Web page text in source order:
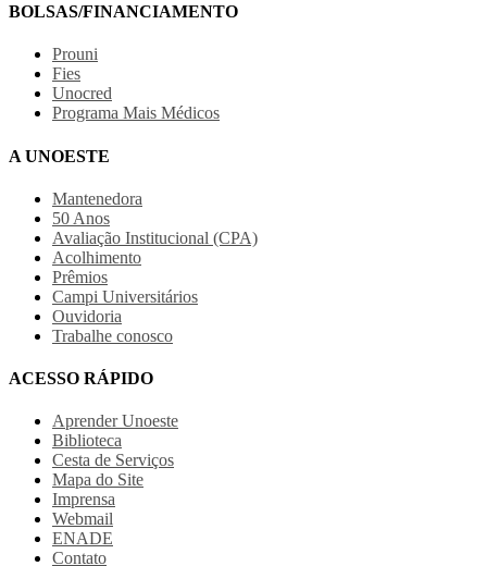
BOLSAS/FINANCIAMENTO
Prouni
Fies
Unocred
Programa Mais Médicos
A UNOESTE
Mantenedora
50 Anos
Avaliação Institucional (CPA)
Acolhimento
Prêmios
Campi Universitários
Ouvidoria
Trabalhe conosco
ACESSO RÁPIDO
Aprender Unoeste
Biblioteca
Cesta de Serviços
Mapa do Site
Imprensa
Webmail
ENADE
Contato